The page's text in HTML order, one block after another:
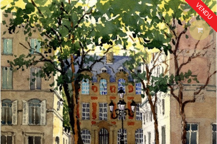
VENDU